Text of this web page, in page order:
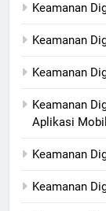
Keamanan
Keamanan
Keamanan
Keamanan
Aplikasi
Keamanan
Keamanan